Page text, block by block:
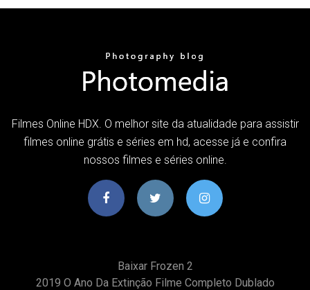
Filmes Online HDX. O melhor site da atualidade para assistir
filmes online grátis e séries em hd, acesse já e confira
nossos filmes e séries online.
Baixar Frozen 2
2019 O Ano Da Extinção Filme Completo Dublado